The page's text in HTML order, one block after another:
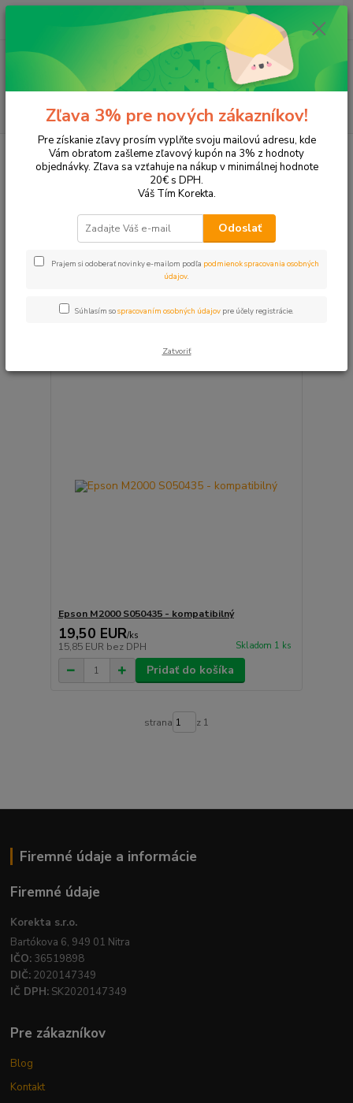
Hľadať
ks
za 0,00 EUR
Tonery a náplne do tlačiarní EPSON Aculaser M2000 DTN
Aculaser M2000 DTN
Upresniť parametre
Najdrahšie
Zobrazujem 1-1 z 1
Epson M2000 S050435 - kompatibilný
19,50 EUR/ks
15,85 EUR bez DPH Skladom 1 ks
Pridať do košíka
strana z 1
Firemné údaje a informácie
Firemné údaje
Korekta s.r.o.
Bartókova 6, 949 01 Nitra
IČO: 36519898
DIČ: 2020147349
IČ DPH: SK2020147349
Pre zákazníkov
Blog
Kontakt
Zľava 3% pre nových zákazníkov!
Pre získanie zľavy prosím vyplňte svoju mailovú adresu, kde
Vám obratom zašleme zľavový kupón na 3% z hodnoty
objednávky. Zľava sa vzťahuje na nákup v minimálnej hodnote
20€ s DPH.
Váš Tím Korekta.
Odoslať
Prajem si odoberať novinky e-mailom podľa podmienok spracovania osobných
údajov.
Súhlasím sospracovaním osobných údajov pre účely registrácie.
Zatvoriť